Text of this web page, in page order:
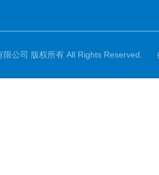
公司 版权所有 All Rights Reserved.